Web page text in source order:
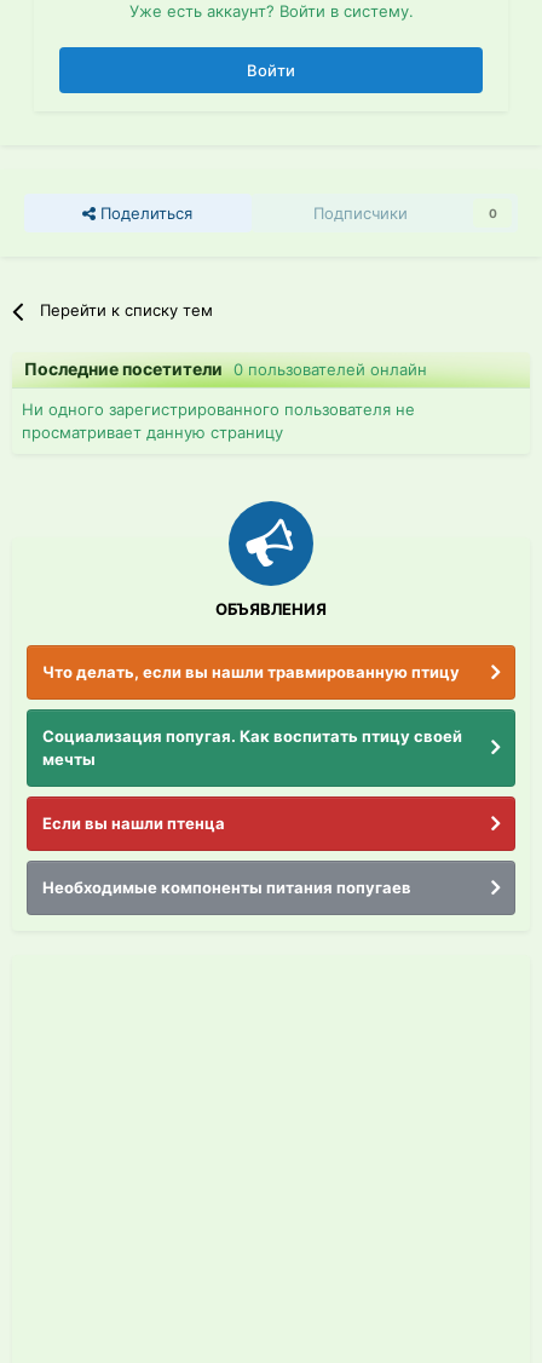
Уже есть аккаунт? Войти в систему.
Войти
Поделиться Подписчики 0
Перейти к списку тем
Последние посетители0 пользователей онлайн
Ни одного зарегистрированного пользователя не
просматривает данную страницу
ОБЪЯВЛЕНИЯ
Что делать, если вы нашли травмированную птицу
Социализация попугая. Как воспитать птицу своей
мечты
Если вы нашли птенца
Необходимые компоненты питания попугаев